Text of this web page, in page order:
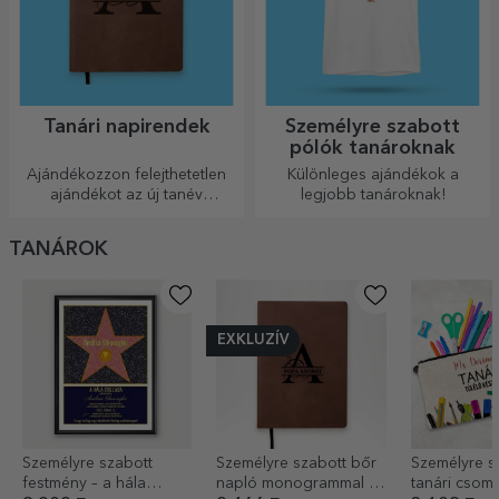
Tanári napirendek
Ajándékozzon felejthetetlen
ajándékot az új tanév
Személyre szabott
pólók tanároknak
Különleges ajándékok a
legjobb tanároknak!
TANÁROK
Személyre szabott
festmény – a hála
EXKLUZÍV
Személyre szabott bőr
napló monogrammal és
Személyre
tanári